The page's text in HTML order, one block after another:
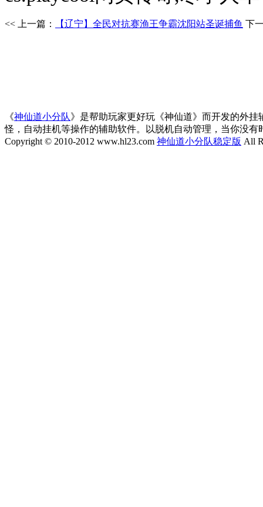
<< 上一篇： 【辽宁】全民对抗赛渔王争霸沈阳站圣诞捕鱼 下
《神仙道小分队》是帮助玩家更好玩《神仙道》而开发的外
怪，自动挂机等操作的辅助软件。以脱机自动管理，当你没有
Copyright © 2010-2012 www.hl23.com 神仙道小分队稳定版 All